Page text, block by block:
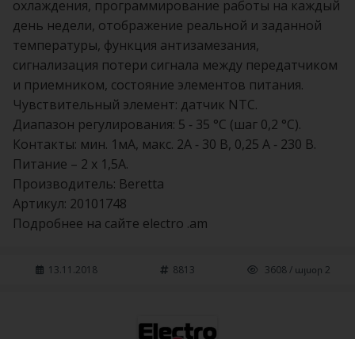
охлаждения, программирование работы на каждый
день недели, отображение реальной и заданной
температуры, функция антизамезания,
сигнализация потери сигнала между передатчиком
и приемником, состояние элементов питания.
Чувствительный элемент: датчик NTC.
Диапазон регулирования: 5 - 35 °С (шаг 0,2 °С).
Контакты: мин. 1мA, макс. 2A - 30 В, 0,25 A - 230 В.
Питание – 2 x 1,5A.
Производитель: Beretta
Артикул: 20101748
Подробнее на сайте electro .am
13.11.2018 8813 3608 / այսօր 2